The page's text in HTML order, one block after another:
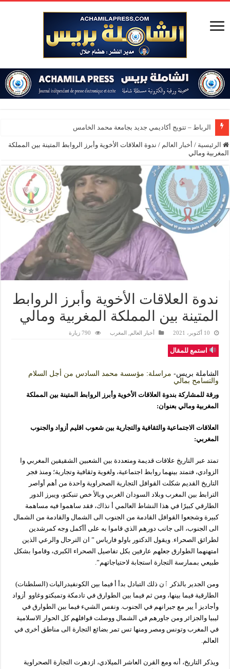
الرباط – تتويج أكاديمي جديد بجامعة محمد الخامس
الرئيسية / أخبار العالم / ندوة العلاقات الأخوية وأبرز الروابط المتينة بين المملكة
المغربية ومالي
ندوة العلاقات الأخوية وأبرز الروابط
المتينة بين المملكة المغربية ومالي
10 أكتوبر، 2021 أخبار العالم المغرب 790 زيارة
استمع للمقال
الشاملة بريس- مراسلة: مؤسسة محمد السادس من أجل السلام
والتسامح بمالي
ورقة للمشاركة بندوة العلاقات الأخوية وأبرز الروابط المتينة بين المملكة
المغربية ومالي بعنوان:
العلاقات الاجتماعية والثقافية والتجارية بين شعوب اقليم أزواد والجنوب
المغربي:
تمتد عبر التاريخ علاقات قديمة ومتعددة بين الشعبين الشقيقين المغربي وا
الزوادي، فتمتد بينهما روابط اجتماعية، ولغوية وثقافية وتجارية؛ ومنذ فجر
التاريخ القديم شكلت القوافل التجارية الصحراوية واحدة من أهم أواصر
الترابط بين المغرب وبلاد السودان الغربي وبالأ خص تنبكتو، ويبرز الدور
الطارقي كبيرًا في هذا النشاط العالمي أ نذاك، فقد ساهموا فيه مساهمة
كبيرة وشجعوا القوافل القادمة من الجنوب الى الشمال والقادمة من الشمال
الى الجنوب، الى جانب دورهم الذي قاموا به على أأكمل وجه كمرشدين
لطرائق الصحراء. ويقول الدكتور باولو فارياس ” ان الترحال والرعي الذين
امتهنهما الطوارق جعلهم عارفين بكل تفاصيل الصحراء الكبرى، وقاموا بشكل
طبيعي بممارسة التجارة استجابة لاحتياجاتهم”.
ومن الجدير بالذكر ٱن ذلك التبادل بدأ أ فيما بين الكونفيدراليات (السلطنات)
الطارقية فيما بينها، ومن ثم فيما بين الطوارق في تادمكة وتمبكتو وغاوو أزواد
وأجاديز أ يير مع جيرانهم في الجنوب. ونفس الشيء فيما بين الطوارق في
ليبيا والجزائر ومن جاورهم في الشمال ووصلت قوافلهم كل الحوار الاسلامية
في المغرب وتونس ومصر ومنها تس تمر بضائع التجارة الى مناطق أخرى في
العالم.
ويذكر التاريخ، أنه ومع القرن العاشر الميلادي، ازدهرت التجارة الصحراوية